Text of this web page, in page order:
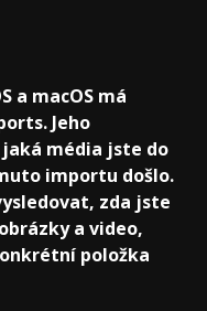
a macOS má
Jeho
média jste do
importu došlo.
zda jste
a video,
položka